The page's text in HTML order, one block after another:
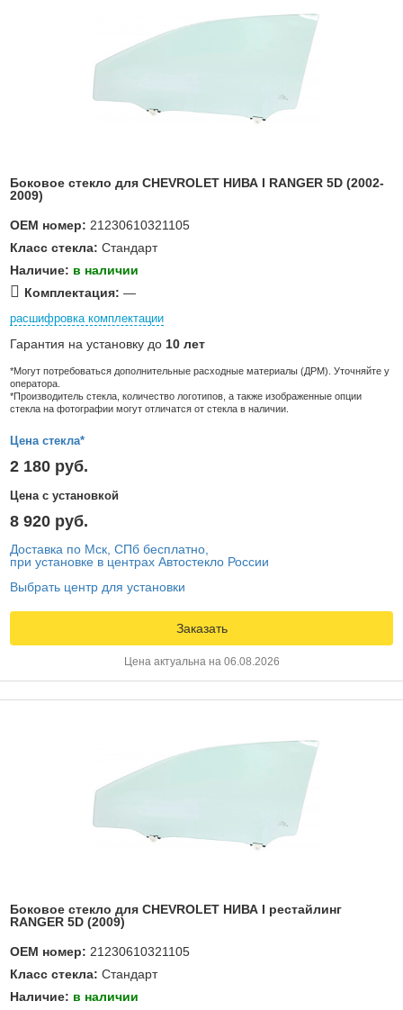
Боковое стекло для CHEVROLET НИВА I RANGER 5D (2002-
2009)
OEM номер: 21230610321105
Класс стекла: Стандарт
Наличие: в наличии
Комплектация: —
расшифровка комплектации
Гарантия на установку до 10 лет
*Могут потребоваться дополнительные расходные материалы (ДРМ). Уточняйте у
оператора.
*Производитель стекла, количество логотипов, а также изображенные опции
стекла на фотографии могут отличатся от стекла в наличии.
Цена стекла*
2 180 руб.
Цена с установкой
8 920 руб.
Доставка по Мск, СПб бесплатно,
при установке в центрах Автостекло России
Выбрать центр для установки
Заказать
Цена актуальна на 06.08.2026
Боковое стекло для CHEVROLET НИВА I рестайлинг
RANGER 5D (2009)
OEM номер: 21230610321105
Класс стекла: Стандарт
Наличие: в наличии